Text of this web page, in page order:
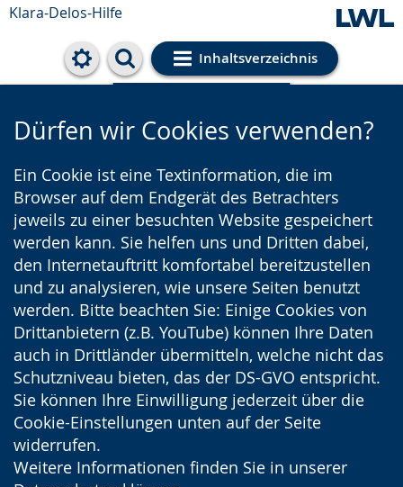
Klara-Delos-Hilfe
Inhaltsverzeichnis
Cookie-Einstellungen
Dürfen wir Cookies verwenden?
Ein Cookie ist eine Textinformation, die im
Browser auf dem Endgerät des Betrachters
jeweils zu einer besuchten Website gespeichert
werden kann. Sie helfen uns und Dritten dabei,
den Internetauftritt komfortabel bereitzustellen
und zu analysieren, wie unsere Seiten benutzt
werden. Bitte beachten Sie: Einige Cookies von
Drittanbietern (z.B. YouTube) können Ihre Daten
auch in Drittländer übermitteln, welche nicht das
Schutzniveau bieten, das der DS-GVO entspricht.
Sie können Ihre Einwilligung jederzeit über die
Cookie-Einstellungen unten auf der Seite
widerrufen.
Weitere Informationen finden Sie in unserer